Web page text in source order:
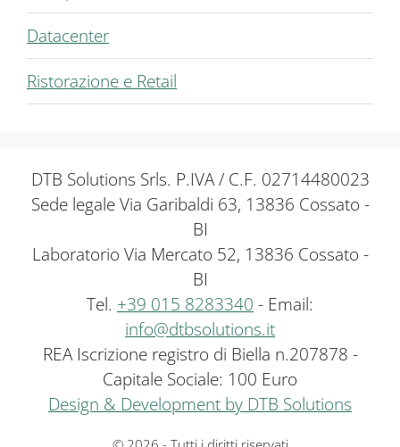
Datacenter
Ristorazione e Retail
DTB Solutions Srls. P.IVA / C.F. 02714480023
Sede legale Via Garibaldi 63, 13836 Cossato -
BI
Laboratorio Via Mercato 52, 13836 Cossato -
BI
Tel. +39 015 8283340 - Email:
info@dtbsolutions.it
REA Iscrizione registro di Biella n.207878 -
Capitale Sociale: 100 Euro
Design & Development by DTB Solutions